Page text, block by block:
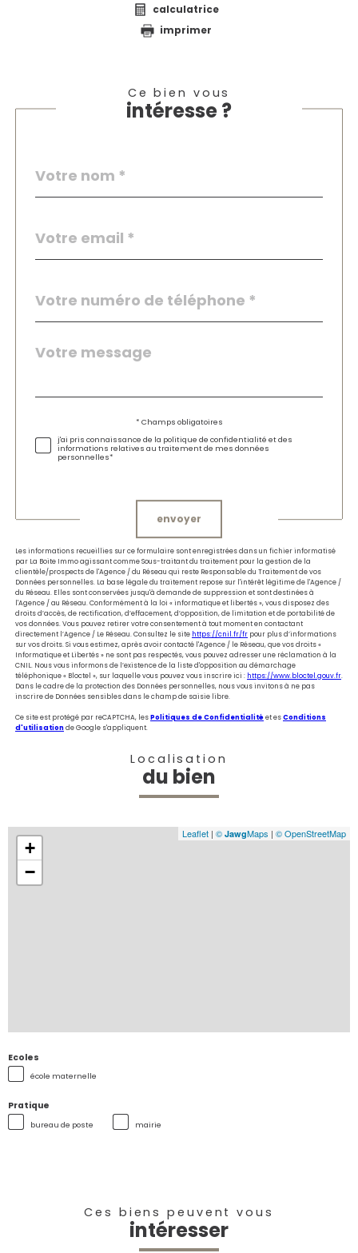
calculatrice
imprimer
Ce bien vous
intéresse ?
par
*
*
*
Fieldset
par
Message
*
* Champs obligatoires
j'ai pris connaissance de la politique de confidentialité et des
informations relatives au traitement de mes données
personnelles*
envoyer
Les informations recueillies sur ce formulaire sont enregistrées dans un fichier informatisé
par La Boite Immo agissant comme Sous-traitant du traitement pour la gestion de la
clientèle/prospects de l'Agence / du Réseau qui reste Responsable du Traitement de vos
Données personnelles. La base légale du traitement repose sur l'intérêt légitime de l'Agence /
du Réseau. Elles sont conservées jusqu'à demande de suppression et sont destinées à
l'Agence / au Réseau. Conformément à la loi « informatique et libertés », vous disposez des
droits d’accès, de rectification, d’effacement, d’opposition, de limitation et de portabilité de
vos données. Vous pouvez retirer votre consentement à tout moment en contactant
directement l’Agence / Le Réseau. Consultez le site https://cnil.fr/fr pour plus d’informations
sur vos droits. Si vous estimez, après avoir contacté l'Agence / le Réseau, que vos droits «
Informatique et Libertés » ne sont pas respectés, vous pouvez adresser une réclamation à la
CNIL. Nous vous informons de l’existence de la liste d'opposition au démarchage
téléphonique « Bloctel », sur laquelle vous pouvez vous inscrire ici : https://www.bloctel.gouv.fr.
Dans le cadre de la protection des Données personnelles, nous vous invitons à ne pas
inscrire de Données sensibles dans le champ de saisie libre.
Ce site est protégé par reCAPTCHA, lesPolitiques de Confidentialitéet esConditions
d'utilisationde Google s'appliquent.
Localisation
du bien
+
−
Leaflet | © JawgMaps | © OpenStreetMap
Ecoles
école maternelle
Pratique
bureau de poste mairie
Ces biens peuvent vous
intéresser